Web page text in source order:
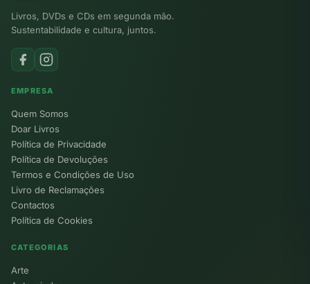
Livros, DVDs e CDs em segunda mão.
Sustentabilidade e cultura, juntos.
EMPRESA
Quem Somos
Doar Livros
Política de Privacidade
Política de Devoluções
Termos e Condições de Uso
Livro de Reclamações
Contactos
Política de Cookies
CATEGORIAS
Arte